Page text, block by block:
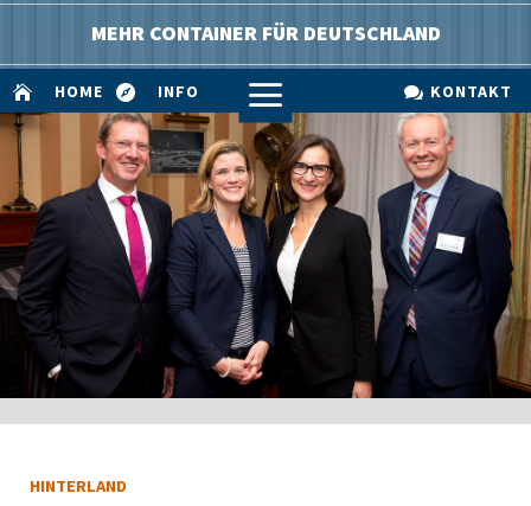
MEHR CONTAINER FÜR DEUTSCHLAND
 HOME  INFO a  KONTAKT
HINTERLAND